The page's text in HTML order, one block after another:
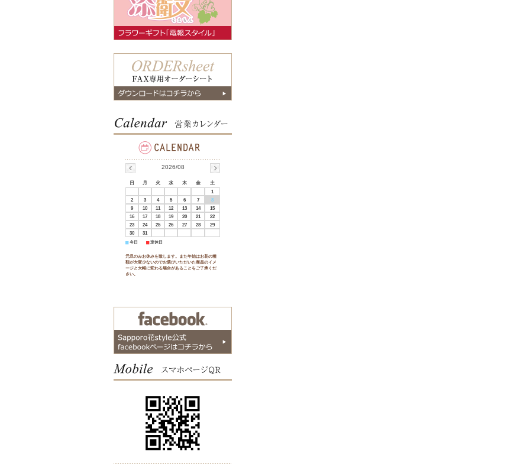
2026/08
日 月 火 水 木 金
土
1
2
3 4 5 6 7
8
9
10 11 12 13 14
15
16
17 18 19 20 21
22
23
24 25 26 27 28
29
30
31
■ 今日 ■ 定休日
元旦のみお休みを致します。また年始はお花の種
類が大変少ないのでお選びいただいた商品のイメ
ージと大幅に変わる場合があることをご了承くだ
さい。